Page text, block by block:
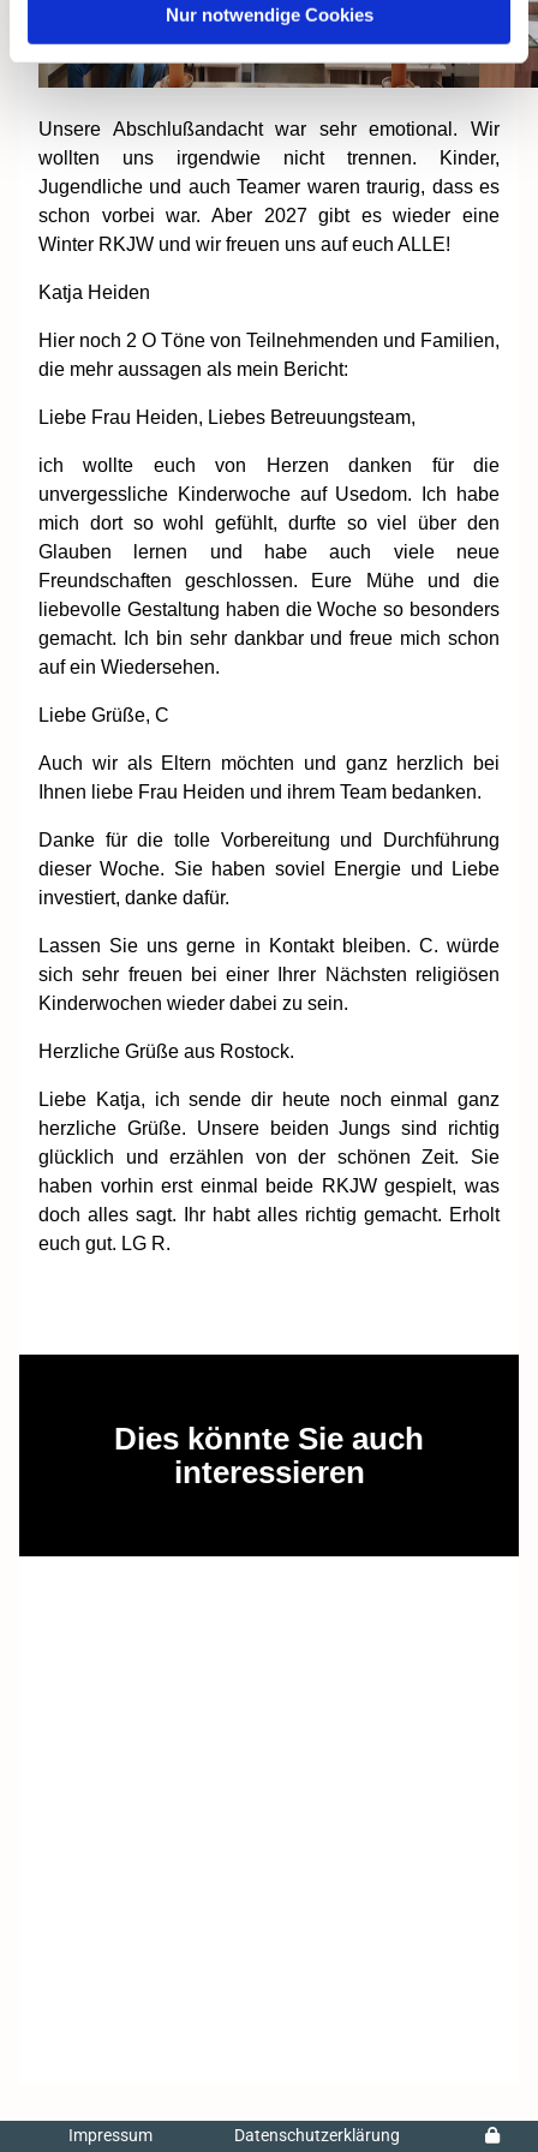
Nur notwendige Cookies
Unsere Abschlußandacht war sehr emotional. Wir
wollten uns irgendwie nicht trennen. Kinder,
Jugendliche und auch Teamer waren traurig, dass es
schon vorbei war. Aber 2027 gibt es wieder eine
Winter RKJW und wir freuen uns auf euch ALLE!
Katja Heiden
Hier noch 2 O Töne von Teilnehmenden und Familien,
die mehr aussagen als mein Bericht:
Liebe Frau Heiden, Liebes Betreuungsteam,
ich wollte euch von Herzen danken für die
unvergessliche Kinderwoche auf Usedom. Ich habe
mich dort so wohl gefühlt, durfte so viel über den
Glauben lernen und habe auch viele neue
Freundschaften geschlossen. Eure Mühe und die
liebevolle Gestaltung haben die Woche so besonders
gemacht. Ich bin sehr dankbar und freue mich schon
auf ein Wiedersehen.
Liebe Grüße, C
Auch wir als Eltern möchten und ganz herzlich bei
Ihnen liebe Frau Heiden und ihrem Team bedanken.
Danke für die tolle Vorbereitung und Durchführung
dieser Woche. Sie haben soviel Energie und Liebe
investiert, danke dafür.
Lassen Sie uns gerne in Kontakt bleiben. C. würde
sich sehr freuen bei einer Ihrer Nächsten religiösen
Kinderwochen wieder dabei zu sein.
Herzliche Grüße aus Rostock.
Liebe Katja, ich sende dir heute noch einmal ganz
herzliche Grüße. Unsere beiden Jungs sind richtig
glücklich und erzählen von der schönen Zeit. Sie
haben vorhin erst einmal beide RKJW gespielt, was
doch alles sagt. Ihr habt alles richtig gemacht. Erholt
euch gut. LG R.
Dies könnte Sie auch
interessieren
Impressum Datenschutzerklärung